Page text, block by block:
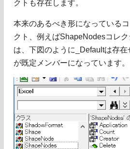
クトも存在します。
本来のあるべき形になっている
クト、例えばShapeNodesコレ
は、下図のように_Defaultは存在
が既定メンバーになっています。